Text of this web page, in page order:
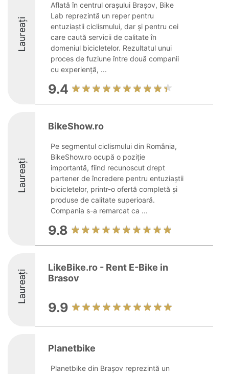
Laureați
Aflată în centrul orașului Brașov, Bike
Lab reprezintă un reper pentru
entuziaștii ciclismului, dar și pentru cei
care caută servicii de calitate în
domeniul bicicletelor. Rezultatul unui
proces de fuziune între două companii
cu experiență, ...
9.4
Laureați
BikeShow.ro
Pe segmentul ciclismului din România,
BikeShow.ro ocupă o poziție
importantă, fiind recunoscut drept
partener de încredere pentru entuziaștii
bicicletelor, printr-o ofertă completă și
produse de calitate superioară.
Compania s-a remarcat ca ...
9.8
Laureați
LikeBike.ro - Rent E-Bike in
Brasov
9.9
Planetbike
Planetbike din Brașov reprezintă un